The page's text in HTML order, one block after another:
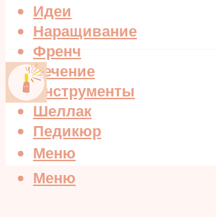
Идеи
Наращивание
Френч
Лечение
Инструменты
Шеллак
Педикюр
Меню
Меню